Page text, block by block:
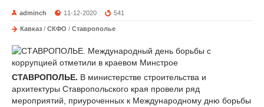
adminch 11-12-2020 541
Кавказ / СКФО / Ставрополье
СТАВРОПОЛЬЕ. В министерстве строительства и
архитектуры Ставропольского края провели ряд
мероприятий, приуроченных к Международному дню борьбы